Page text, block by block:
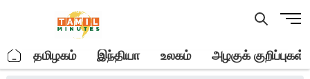
M
u
. தமிழகம் இந்தியா உலகம் அழகுக் குறிப்புகள்